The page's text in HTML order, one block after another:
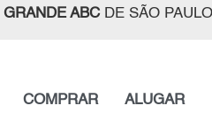
GRANDE ABCDE SÃO PAULO
COMPRAR ALUGAR